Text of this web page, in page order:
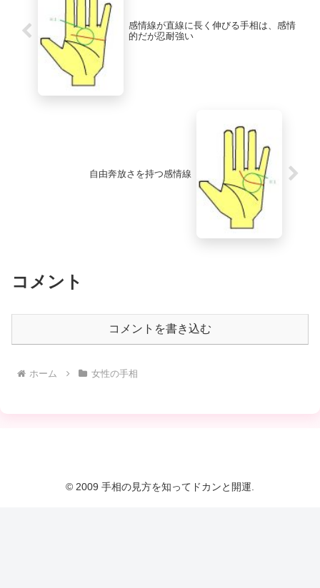
感情線が直線に長く伸びる手相は、感情
的だが忍耐強い
自由奔放さを持つ感情線
コメント
コメントを書き込む
ホーム 女性の手相
© 2009 手相の見方を知ってドカンと開運.